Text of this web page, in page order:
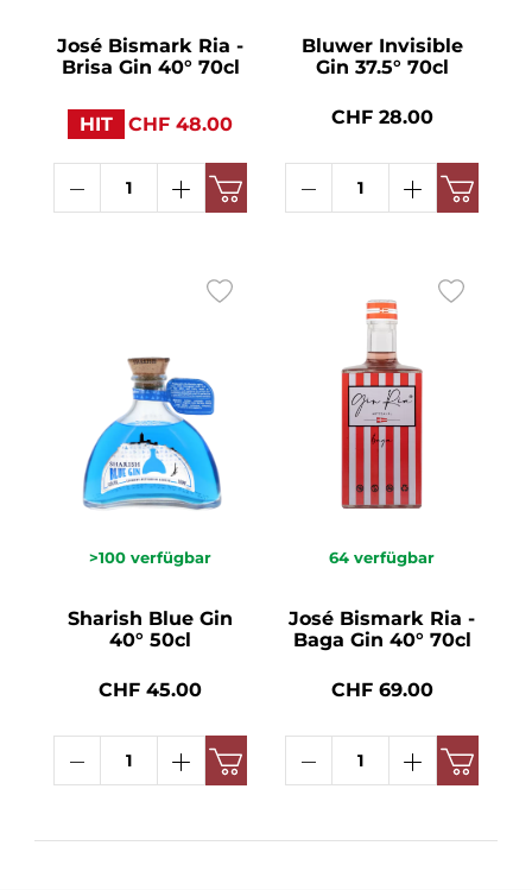
José Bismark Ria -
Brisa Gin 40° 70cl
HIT CHF 48.00
Bluwer Invisible
Gin 37.5° 70cl
CHF 28.00
>100 verfügbar
Sharish Blue Gin
40° 50cl
CHF 45.00
64 verfügbar
José Bismark Ria -
Baga Gin 40° 70cl
CHF 69.00